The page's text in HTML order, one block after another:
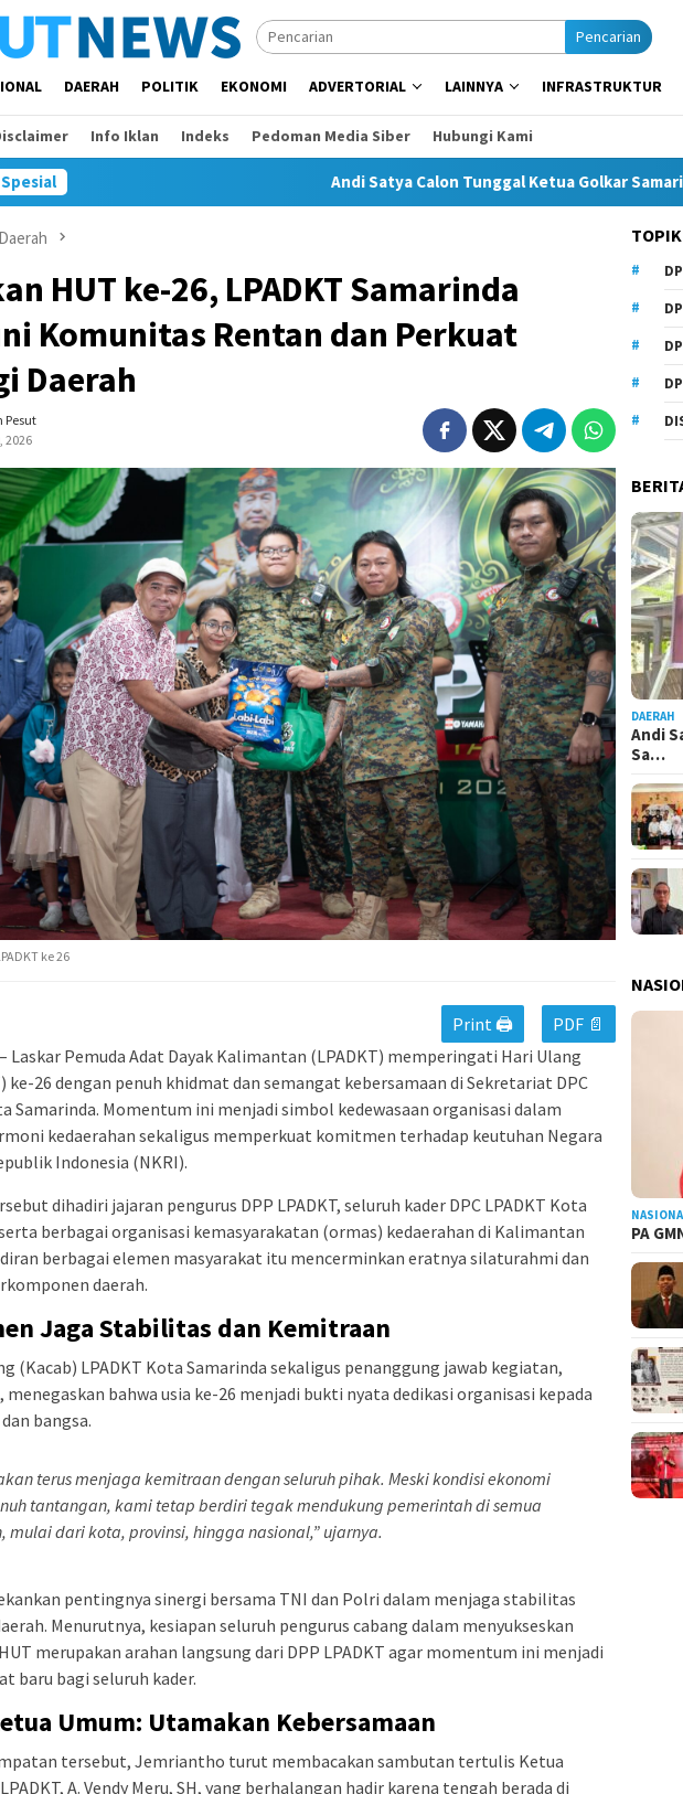
Pencarian
DAERAH POLITIK EKONOMI ADVERTORIAL LAINNYA INFRASTRUKTUR
Info Iklan Indeks Pedoman Media Siber Hubungi Kami
Andi Satya Calon Tunggal Ketua Golkar Samarinda, Musda
Daerah
HUT ke-26, LPADKT Samarinda
Komunitas Rentan dan Perkuat
Daerah
Pesut
2026
ke 26
Print 🖨
PDF 📄
– Laskar Pemuda Adat Dayak Kalimantan (LPADKT) memperingati Hari Ulang
ke-26 dengan penuh khidmat dan semangat kebersamaan di Sekretariat DPC
Samarinda. Momentum ini menjadi simbol kedewasaan organisasi dalam
kedaerahan sekaligus memperkuat komitmen terhadap keutuhan Negara
Indonesia (NKRI).
dihadiri jajaran pengurus DPP LPADKT, seluruh kader DPC LPADKT Kota
berbagai organisasi kemasyarakatan (ormas) kedaerahan di Kalimantan
berbagai elemen masyarakat itu mencerminkan eratnya silaturahmi dan
daerah.
Jaga Stabilitas dan Kemitraan
(Kacab) LPADKT Kota Samarinda sekaligus penanggung jawab kegiatan,
bahwa usia ke-26 menjadi bukti nyata dedikasi organisasi kepada
bangsa.
akan terus menjaga kemitraan dengan seluruh pihak. Meski kondisi ekonomi
tantangan, kami tetap berdiri tegak mendukung pemerintah di semua
mulai dari kota, provinsi, hingga nasional,” ujarnya.
pentingnya sinergi bersama TNI dan Polri dalam menjaga stabilitas
Menurutnya, kesiapan seluruh pengurus cabang dalam menyukseskan
merupakan arahan langsung dari DPP LPADKT agar momentum ini menjadi
baru bagi seluruh kader.
Umum: Utamakan Kebersamaan
tersebut, Jemriantho turut membacakan sambutan tertulis Ketua
A. Vendy Meru, SH, yang berhalangan hadir karena tengah berada di
DAERAH
Andi
Sa…
PA